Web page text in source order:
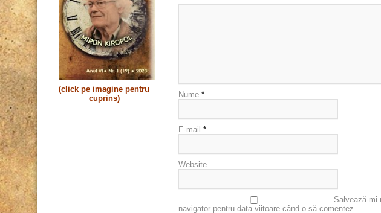
Nume *
E-mail *
Website
Salvează-mi
navigator pentru data viitoare când o să comentez.
(click pe imagine pentru
cuprins)